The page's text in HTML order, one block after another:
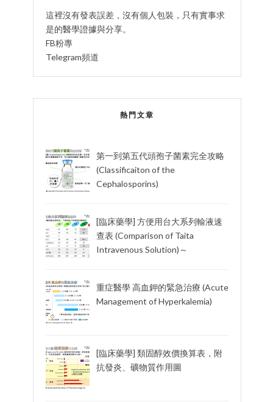
這裡沒有發表誤差，沒有個人包裝，只有實事求
是的醫學證據與分享。
FB粉專
Telegram頻道
熱門文章
第一到第五代頭孢子菌素完全攻略
(Classificaiton of the
Cephalosporins)
[臨床藥學] 方便用台大系列輸液速
查表 (Comparison of Taita
Intravenous Solution)～
重症醫學 高血鉀的緊急治療 (Acute
Management of Hyperkalemia)
[臨床藥學] 類固醇效價換算表，附
抗發炎、礦物質作用圖